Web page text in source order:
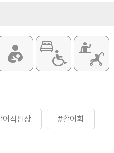
어직판장 #활어회